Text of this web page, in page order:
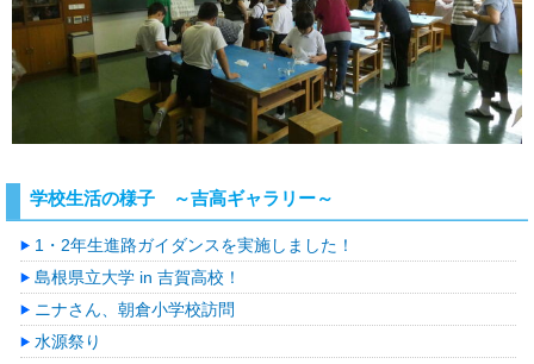
学校生活の様子 ～吉高ギャラリー～
1・2年生進路ガイダンスを実施しました！
島根県立大学 in 吉賀高校！
ニナさん、朝倉小学校訪問
水源祭り